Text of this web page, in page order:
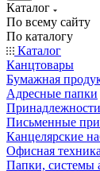
Каталог
По всему сайту
По каталогу
Каталог
Канцтовары
Бумажная
Адресные папки
Письменные
Канцелярские
Офисная
Папки, системы